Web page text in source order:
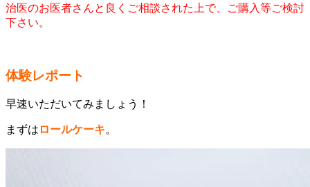
治医のお医者さんと良くご相談された上で、ご購入等ご検討
下さい。
体験レポート
早速いただいてみましょう！
まずは ロールケーキ。